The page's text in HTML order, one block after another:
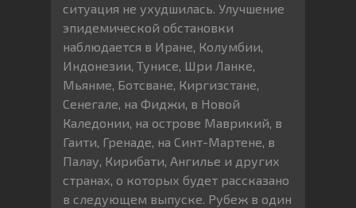
ситуация не ухудшилась. Улучшение
эпидемической обстановки
наблюдается в Иране, Колумбии,
Индонезии, Тунисе, Шри Ланке,
Мьянме, Ботсване, Киргизстане,
Сенегале, на Фиджи, в Новой
Каледонии, на острове Маврикий, в
Гаити, Гренаде, на Синт-Мартене, в
Палау, Кирибати, Ангилье и других
странах, о которых будет рассказано
в следующем выпуске. Рубеж в один